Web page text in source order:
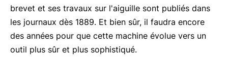
brevet et ses travaux sur l'aiguille sont publiés dans
les journaux dès 1889. Et bien sûr, il faudra encore
des années pour que cette machine évolue vers un
outil plus sûr et plus sophistiqué.